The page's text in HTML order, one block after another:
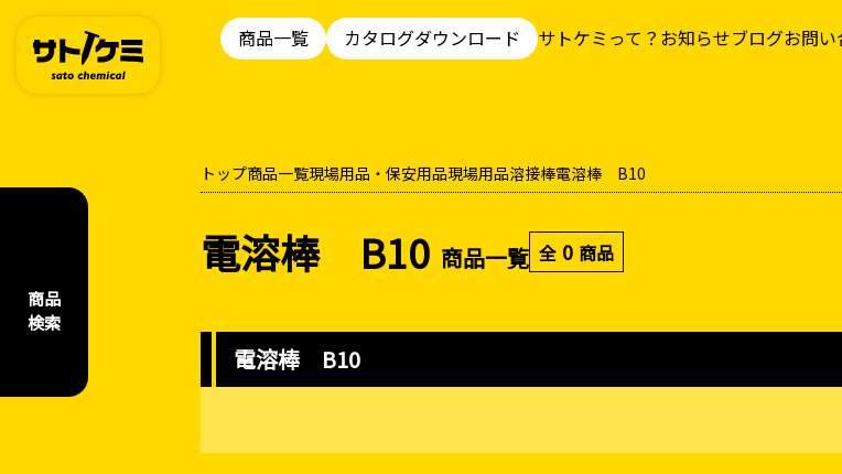
商品一覧 カタログダウンロード サトケミって？ お知らせブログお問い
商品
検索
トップ商品一覧現場用品・保安用品現場用品溶接棒電溶棒 B10
電溶棒 B10 商品一覧 全 0 商品
電溶棒 B10